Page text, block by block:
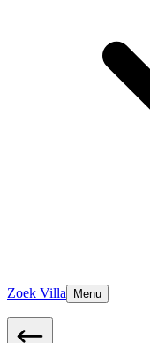
Zoek Villa Menu